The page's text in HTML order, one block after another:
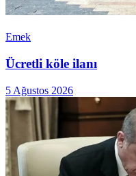
Emek
Ücretli köle ilanı
5 Ağustos 2026